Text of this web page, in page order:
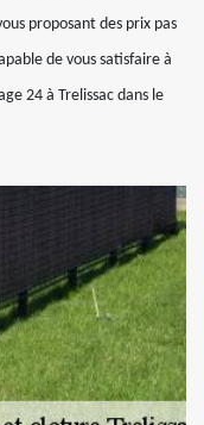
proposant des prix pas
de vous satisfaire à
24 à Trelissac dans le